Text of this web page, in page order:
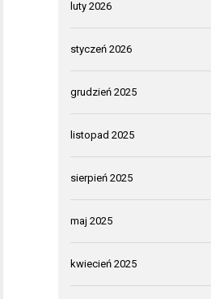
luty 2026
styczeń 2026
grudzień 2025
listopad 2025
sierpień 2025
maj 2025
kwiecień 2025